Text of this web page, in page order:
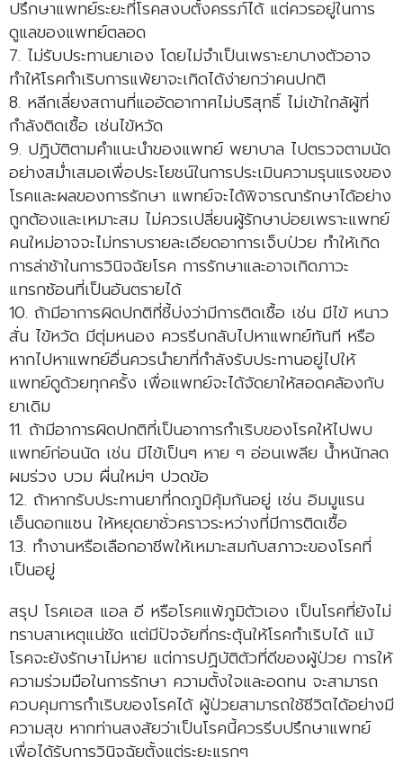
ปรึกษาแพทย์ระยะที่โรคสงบตั้งครรภ์ได้ แต่ควรอยู่ในการ
ดูแลของแพทย์ตลอด
7. ไม่รับประทานยาเอง โดยไม่จำเป็นเพราะยาบางตัวอาจ
ทำให้โรคกำเริบการแพ้ยาจะเกิดได้ง่ายกว่าคนปกติ
8. หลีกเลี่ยงสถานที่แออัดอากาศไม่บริสุทธิ์ ไม่เข้าใกล้ผู้ที่
กำลังติดเชื้อ เช่นไข้หวัด
9. ปฏิบัติตามคำแนะนำของแพทย์ พยาบาล ไปตรวจตามนัด
อย่างสม่ำเสมอเพื่อประโยชน์ในการประเมินความรุนแรงของ
โรคและผลของการรักษา แพทย์จะได้พิจารณารักษาได้อย่าง
ถูกต้องและเหมาะสม ไม่ควรเปลี่ยนผู้รักษาบ่อยเพราะแพทย์
คนใหม่อาจจะไม่ทราบรายละเอียดอาการเจ็บป่วย ทำให้เกิด
การล่าช้าในการวินิจฉัยโรค การรักษาและอาจเกิดภาวะ
แทรกซ้อนที่เป็นอันตรายได้
10. ถ้ามีอาการผิดปกติที่ชี้บ่งว่ามีการติดเชื้อ เช่น มีไข้ หนาว
สั่น ไข้หวัด มีตุ่มหนอง ควรรีบกลับไปหาแพทย์ทันที หรือ
หากไปหาแพทย์อื่นควรนำยาที่กำลังรับประทานอยู่ไปให้
แพทย์ดูด้วยทุกครั้ง เพื่อแพทย์จะได้จัดยาให้สอดคล้องกับ
ยาเดิม
11. ถ้ามีอาการผิดปกติที่เป็นอาการกำเริบของโรคให้ไปพบ
แพทย์ก่อนนัด เช่น มีไข้เป็นๆ หาย ๆ อ่อนเพลีย น้ำหนักลด
ผมร่วง บวม ผื่นใหม่ๆ ปวดข้อ
12. ถ้าหากรับประทานยาที่กดภูมิคุ้มกันอยู่ เช่น อิมมูแรน
เอ็นดอกแซน ให้หยุดยาชั่วคราวระหว่างที่มีการติดเชื้อ
13. ทำงานหรือเลือกอาชีพให้เหมาะสมกับสภาวะของโรคที่
เป็นอยู่
สรุป โรคเอส แอล อี หรือโรคแพ้ภูมิตัวเอง เป็นโรคที่ยังไม่
ทราบสาเหตุแน่ชัด แต่มีปัจจัยที่กระตุ้นให้โรคกำเริบได้ แม้
โรคจะยังรักษาไม่หาย แต่การปฏิบัติตัวที่ดีของผู้ป่วย การให้
ความร่วมมือในการรักษา ความตั้งใจและอดทน จะสามารถ
ควบคุมการกำเริบของโรคได้ ผู้ป่วยสามารถใช้ชีวิตได้อย่างมี
ความสุข หากท่านสงสัยว่าเป็นโรคนี้ควรรีบปรึกษาแพทย์
เพื่อได้รับการวินิจฉัยตั้งแต่ระยะแรกๆ